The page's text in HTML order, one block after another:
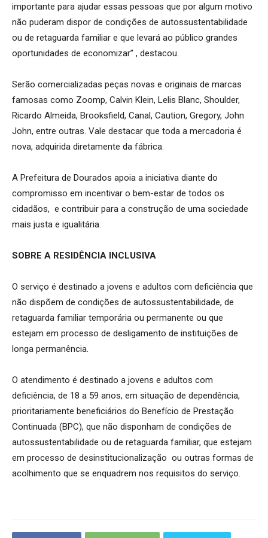
importante para ajudar essas pessoas que por algum motivo
não puderam dispor de condições de autossustentabilidade
ou de retaguarda familiar e que levará ao público grandes
oportunidades de economizar” , destacou.
Serão comercializadas peças novas e originais de marcas
famosas como Zoomp, Calvin Klein, Lelis Blanc, Shoulder,
Ricardo Almeida, Brooksfield, Canal, Caution, Gregory, John
John, entre outras. Vale destacar que toda a mercadoria é
nova, adquirida diretamente da fábrica.
A Prefeitura de Dourados apoia a iniciativa diante do
compromisso em incentivar o bem-estar de todos os
cidadãos, e contribuir para a construção de uma sociedade
mais justa e igualitária.
SOBRE A RESIDÊNCIA INCLUSIVA
O serviço é destinado a jovens e adultos com deficiência que
não dispõem de condições de autossustentabilidade, de
retaguarda familiar temporária ou permanente ou que
estejam em processo de desligamento de instituições de
longa permanência.
O atendimento é destinado a jovens e adultos com
deficiência, de 18 a 59 anos, em situação de dependência,
prioritariamente beneficiários do Benefício de Prestação
Continuada (BPC), que não disponham de condições de
autossustentabilidade ou de retaguarda familiar, que estejam
em processo de desinstitucionalização ou outras formas de
acolhimento que se enquadrem nos requisitos do serviço.